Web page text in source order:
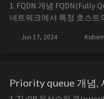
1. FQDN 개념 FQDN(Fully
네트워크에서 특정 호스트
비스, 파드 등의 네트워크
Jun 17, 2024
Priority queue 개념,